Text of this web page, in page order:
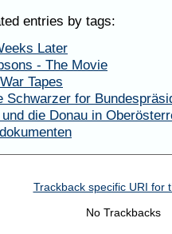
entries by tags:
Later
- The Movie
Tapes
Schwarzer for
die Donau in
Trackback specific URI for
No Trackbacks